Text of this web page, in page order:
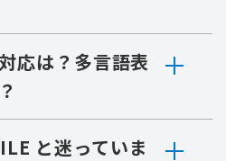
応は？多言語表
と迷っていま